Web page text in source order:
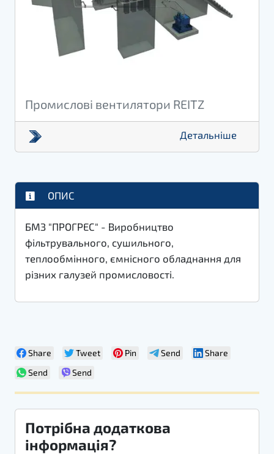
Промислові вентилятори REITZ
Детальніше
ОПИС
БМЗ "ПРОГРЕС" - Виробництво
фільтрувального, сушильного,
теплообмінного, ємнісного обладнання для
різних галузей промисловості.
Share Tweet Pin Send
Share
Send
Send
Потрібна додаткова
інформація?